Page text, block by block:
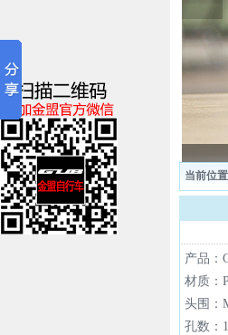
当前位置
产品：
材质：
头围：
孔数：